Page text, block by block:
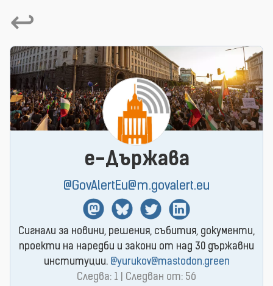
↩
e-Държава
@GovAlertEu@m.govalert.eu
MastodonBlueSkyTwitterLinkedin
Сигнали за новини, решения, събития, документи,
проекти на наредби и закони от над 30 държавни
институции. @yurukov@mastodon.green
Следва: 1 | Следван от: 56